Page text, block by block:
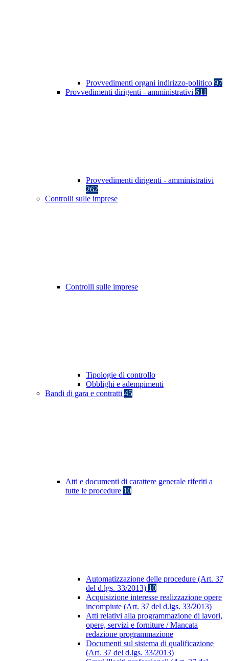
Provvedimenti organi indirizzo-politico 97
Provvedimenti dirigenti - amministrativi 611
Provvedimenti dirigenti - amministrativi
262
Controlli sulle imprese
Controlli sulle imprese
Tipologie di controllo
Obblighi e adempimenti
Bandi di gara e contratti 45
Atti e documenti di carattere generale riferiti a
tutte le procedure 10
Automatizzazione delle procedure (Art. 37
del d.lgs. 33/2013) 10
Acquisizione interesse realizzazione opere
incompiute (Art. 37 del d.lgs. 33/2013)
Atti relativi alla programmazione di lavori,
opere, servizi e forniture / Mancata
redazione programmazione
Documenti sul sistema di qualificazione
(Art. 37 del d.lgs. 33/2013)